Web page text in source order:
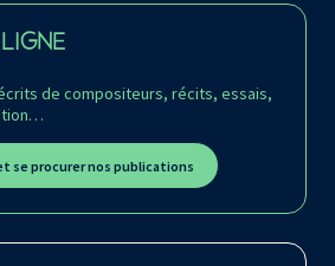
de compositeurs, récits, essais,
se procurer nos publications